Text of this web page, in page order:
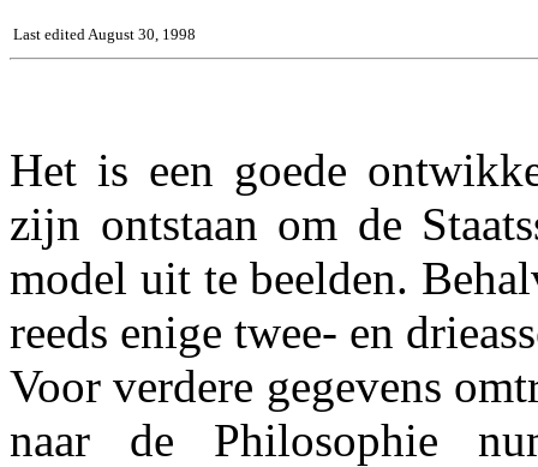
Last edited August 30, 1998
Het is een goede
zijn ontstaan om de
model uit te beelden.
reeds enige twee- en
Voor verdere gegevens
naar de Philosophie